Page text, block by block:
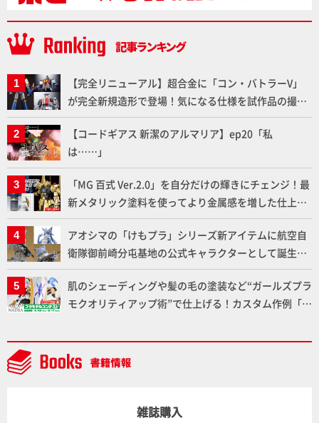
【完全リニューアル】超合金に「コン・バトラーV」
が完全新規造形で登場！気になる仕様を試作品の撮り
下ろしでご紹介!!さらに「大鉄人17」＆「ワンエイ
ト」セット情報もお届け！【超合金の魂】
【コードギアス 新潔のアルマリア】ep20「私
は……」
「MG 百式 Ver.2.0」を自分だけの輝きにチェンジ！最
新メタリック塗料を使ってより金属感を増した仕上が
りに!!【試し読み】
アオシマの「けもプラ」シリーズ新アイテムに航空自
衛隊御前崎分屯基地の公式キャラクターとして誕生し
た「おまねこ」が着任！けもプラ公式サイト限定版と
通常版の2ラインで発売！
肌のシェーディングや髪の毛の塗装など“ガールズプラ
モクオリティアップ術”で仕上げる！カスタム作例「白
デルコンテスト」～8月17日（月）11:59まで応募受付
中】
雑誌購入